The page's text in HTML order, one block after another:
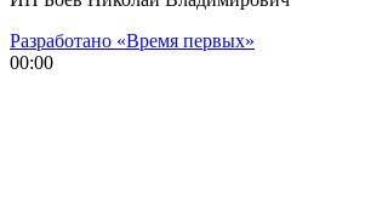
Разработано «Время первых»
00:00